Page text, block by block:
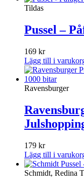
Tildas
Pussel –
169 kr
Lägg till i
Ravensburger
179 kr
Lägg till i
Schmidt, Redina